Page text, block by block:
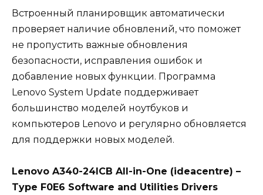
Встроенный планировщик автоматически
проверяет наличие обновлений, что поможет
не пропустить важные обновления
безопасности, исправления ошибок и
добавление новых функции. Программа
Lenovo System Update поддерживает
большинство моделей ноутбуков и
компьютеров Lenovo и регулярно обновляется
для поддержки новых моделей.
Lenovo A340-24ICB All-in-One (ideacentre) –
Type F0E6 Software and Utilities Drivers